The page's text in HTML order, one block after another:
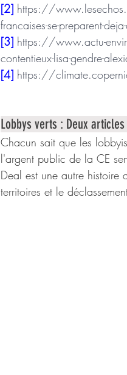
[2] https://
francaises-se-preparent-
[3] https://www.actu-
contentieux-lisa-gendre-
[4] https://
Lobbys verts : Deux
Chacun sait que les
l'argent public de la CE
Deal est une autre histoire
territoires et le